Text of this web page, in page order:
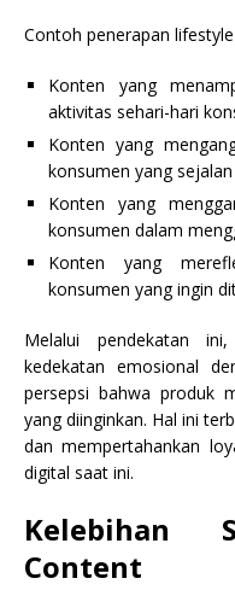
Contoh penerapan
Konten yang
aktivitas sehari-hari
Konten yang
konsumen yang
Konten yang
konsumen dalam
Konten yang
konsumen yang ingin
Melalui pendekatan
kedekatan emosional
persepsi bahwa produk
yang diinginkan. Hal ini
dan mempertahankan
digital saat ini.
Kelebihan
Content